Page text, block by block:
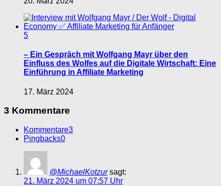
5
– Ein Gespräch mit Wolfgang Mayr über den
Einfluss des Wolfes auf die Digitale Wirtschaft: Eine
Einführung in Affiliate Marketing
17. März 2024
3 Kommentare
Kommentare3
Pingbacks0
@MichaelKotzur sagt:
21. März 2024 um 07:57 Uhr